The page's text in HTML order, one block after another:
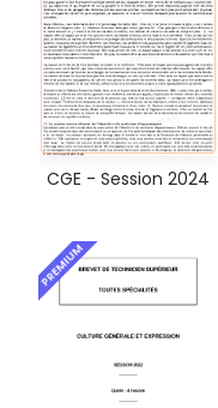
CGE - Session 2024
PREMIUM